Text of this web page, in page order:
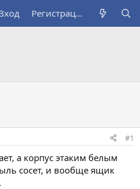
Регистрация
#1
а корпус этаким белым
сосет, и вообще ящик